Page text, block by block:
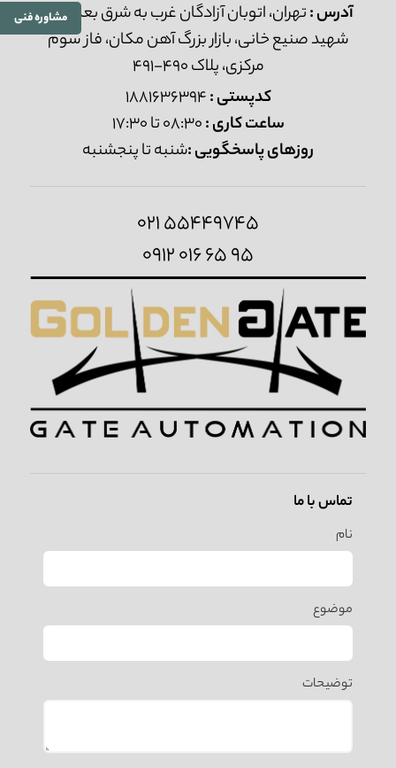
مشاوره فنی آدرس :تهران، اتوبان آزادگان غرب به شرق بعد از پل
شهید صنیع خانی، بازار بزرگ آهن مکان، فاز سوم
مرکزی، پلاک 490-491
کدپستی :1881636394
ساعت کاری :
روزهای پاسخگویی :شنبه تا پنجشنبه
021 55449745
0912 016 65 95
تماس با ما
نام
موضوع
توضیحات